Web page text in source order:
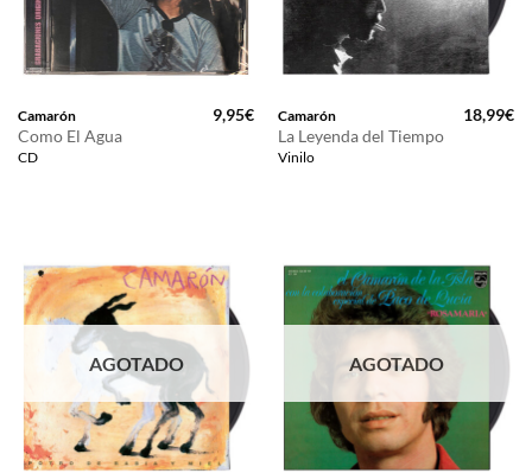
Camarón
Como El Agua
CD
9,95€ Camarón
La Leyenda del Tiempo
Vinilo
18,99€
AGOTADO AGOTADO